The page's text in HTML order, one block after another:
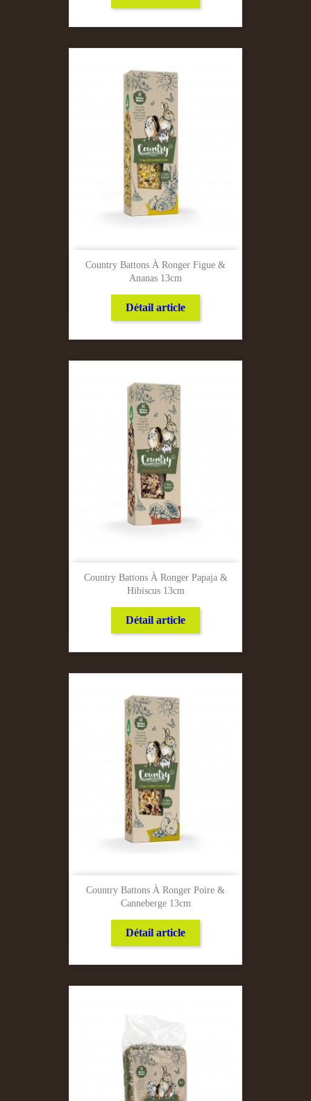
Country Battons À Ronger Figue &
Ananas 13cm
Détail article
Country Battons À Ronger Papaja &
Hibiscus 13cm
Détail article
Country Battons À Ronger Poire &
Canneberge 13cm
Détail article